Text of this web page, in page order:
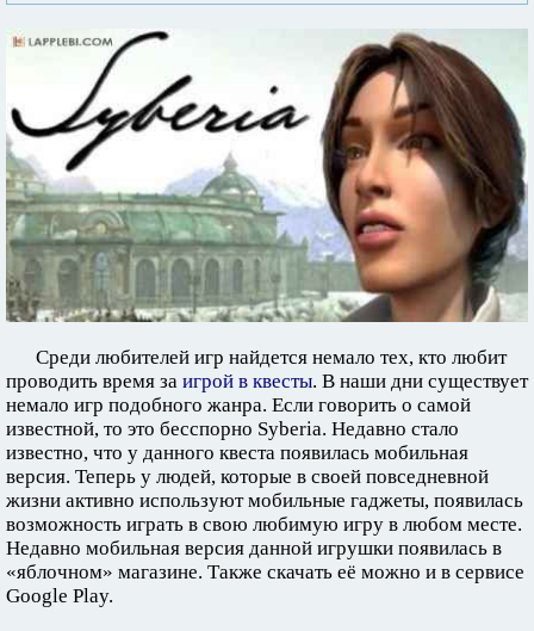
Среди любителей игр найдется немало тех, кто любит
проводить время за игрой в квесты. В наши дни существует
немало игр подобного жанра. Если говорить о самой
известной, то это бесспорно Syberia. Недавно стало
известно, что у данного квеста появилась мобильная
версия. Теперь у людей, которые в своей повседневной
жизни активно используют мобильные гаджеты, появилась
возможность играть в свою любимую игру в любом месте.
Недавно мобильная версия данной игрушки появилась в
«яблочном» магазине. Также скачать её можно и в сервисе
Google Play.